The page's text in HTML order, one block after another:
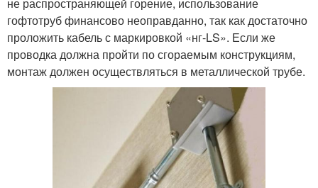
гофтотруб финансово неоправданно, так как достаточно
проложить кабель с маркировкой «нг-LS». Если же
проводка должна пройти по сгораемым конструкциям,
монтаж должен осуществляться в металлической трубе.